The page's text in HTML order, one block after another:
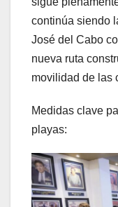
continúa siendo
José del Cabo
nueva ruta
movilidad de las
Medidas clave
playas: